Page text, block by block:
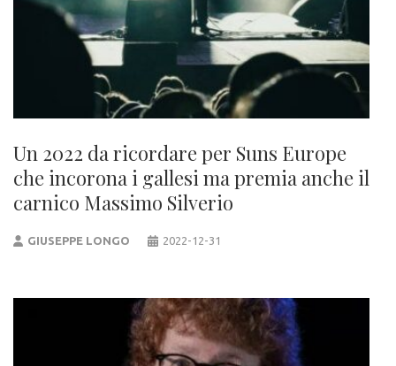
Un 2022 da ricordare per Suns Europe
che incorona i gallesi ma premia anche il
carnico Massimo Silverio
GIUSEPPE LONGO 2022-12-31